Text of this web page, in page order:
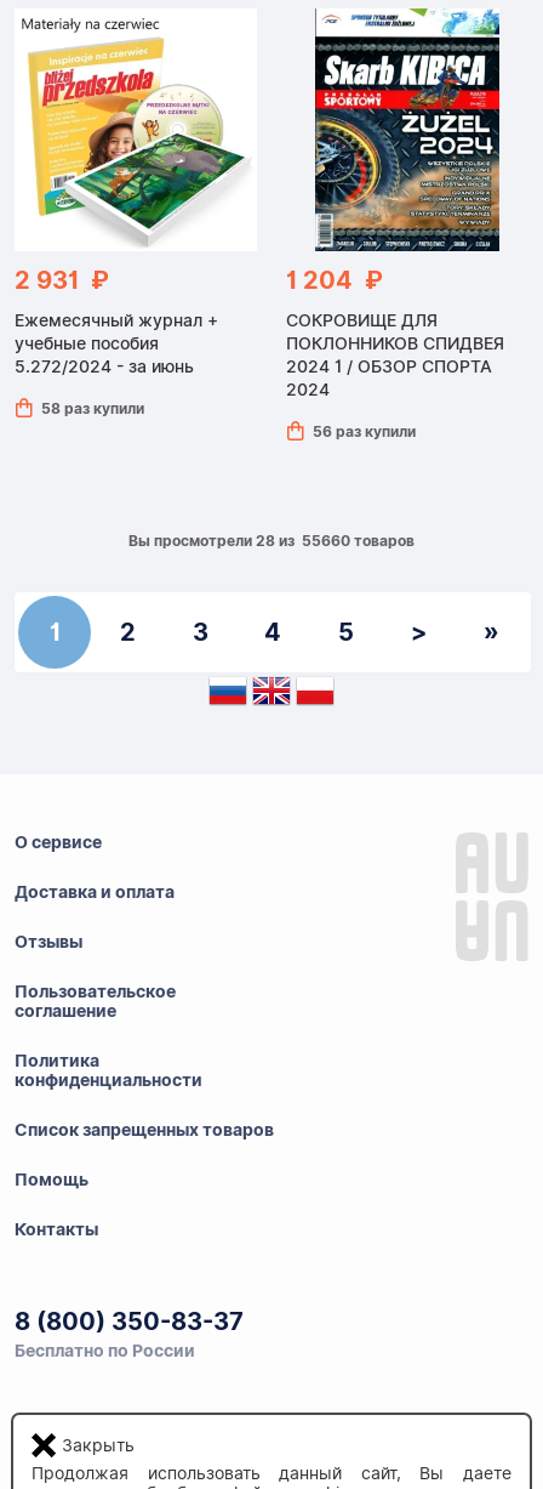
2 931 ₽
Ежемесячный журнал +
учебные пособия
5.272/2024 - за июнь
58 раз купили
1 204 ₽
СОКРОВИЩЕ ДЛЯ
ПОКЛОННИКОВ СПИДВЕЯ
2024 1 / ОБЗОР СПОРТА
2024
56 раз купили
Вы просмотрели 28 из 55660 товаров
1 2 3 4 5 > »
О сервисе
Доставка и оплата
Отзывы
Пользовательское
соглашение
Политика
конфиденциальности
Список запрещенных товаров
Помощь
Контакты
8 (800) 350-83-37
Бесплатно по России
Напишите нам
info@auau.market
Закрыть
Продолжая использовать данный сайт, Вы даете